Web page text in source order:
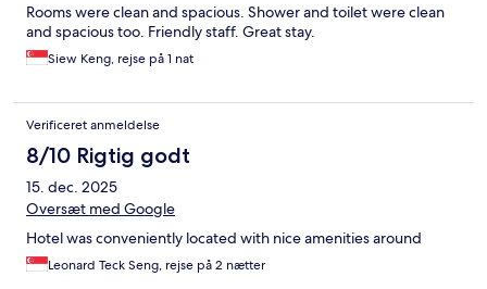
Rooms were clean and spacious. Shower and toilet were clean
and spacious too. Friendly staff. Great stay.
Siew Keng, rejse på 1 nat
Verificeret anmeldelse
8/10 Rigtig godt
15. dec. 2025
Oversæt med Google
Hotel was conveniently located with nice amenities around
Leonard Teck Seng, rejse på 2 nætter